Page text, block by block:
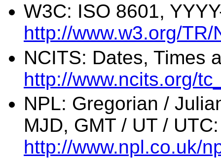
W3C: ISO 8601,
http://www.w3.org/TR/
NCITS: Dates, Times
http://www.ncits.org/
NPL: Gregorian /
MJD, GMT / UT / UTC:
http://www.npl.co.uk/